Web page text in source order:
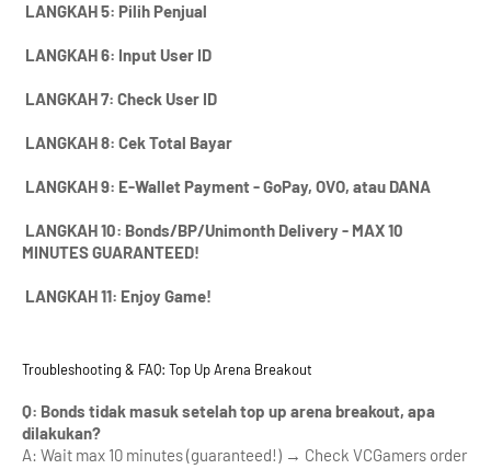
LANGKAH 5: Pilih Penjual
LANGKAH 6: Input User ID
LANGKAH 7: Check User ID
LANGKAH 8: Cek Total Bayar
LANGKAH 9: E-Wallet Payment - GoPay, OVO, atau DANA
LANGKAH 10: Bonds/BP/Unimonth Delivery - MAX 10
MINUTES GUARANTEED!
LANGKAH 11: Enjoy Game!
Troubleshooting & FAQ: Top Up Arena Breakout
Q: Bonds tidak masuk setelah top up arena breakout, apa
dilakukan?
A: Wait max 10 minutes (guaranteed!) → Check VCGamers order